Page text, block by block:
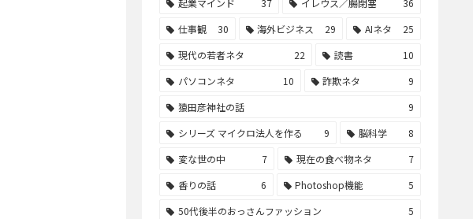
仕事観
30 海外ビジネス 29 AIネタ
25
現代の若者ネタ
22 読書
10
パソコンネタ
10 詐欺ネタ
9
猿田彦神社の話
9
シリーズ マイクロ法人を作る
9 脳科学
8
変な世の中
7 現在の食べ物ネタ
7
香りの話
6 Photoshop機能
5
50代後半のおっさんファッション
5